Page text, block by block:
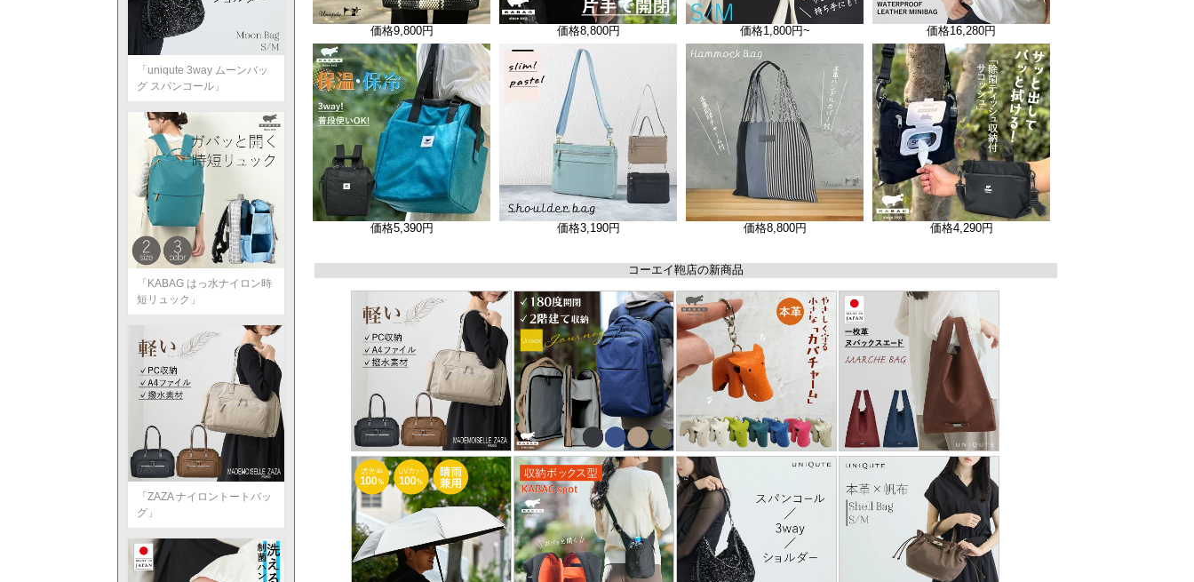
「uniqute 3way ムーンバッ
グ スパンコール」
「KABAG はっ水ナイロン時
短リュック」
「ZAZA ナイロントートバッ
グ」
価格9,800円 価格8,800円 価格1,800円~ 価格16,280円
価格5,390円 価格3,190円 価格8,800円 価格4,290円
コーエイ鞄店の新商品